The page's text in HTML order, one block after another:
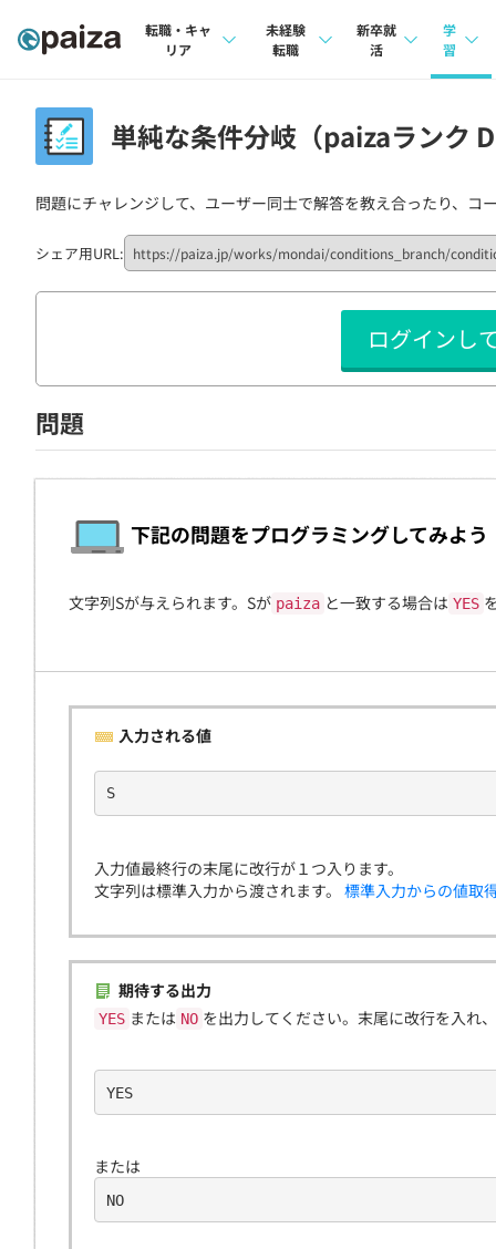
転職・キャ
リア
インタビュー
転職成功ガイド
転職エージェント
未経験
転職
インタビュー
転職成功ガイド
新卒就
活
本選考
新卒エージェント
イベント・セミナー
インタビュー
就活成功ガイド
学
習
4択
ナレ
リフ
プラン
個人
学校
契約
単純な条件分岐（paizaランク
問題にチャレンジして、ユーザー同士で解答を教え合ったり、コ
シェア用URL:
ログインし
問題
下記の問題をプログラミングしてみよう
文字列Sが与えられます。Sが paiza と一致する場合は YES
入力される値
S
入力値最終行の末尾に改行が１つ入ります。
文字列は標準入力から渡されます。 標準入力からの値取
期待する出力
YES または NO を出力してください。末尾に改行を入れ
YES
または
NO